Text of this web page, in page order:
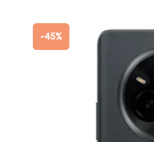
-45%